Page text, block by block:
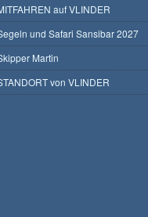
auf VLINDER
und Safari Sansibar 2027
Martin
von VLINDER